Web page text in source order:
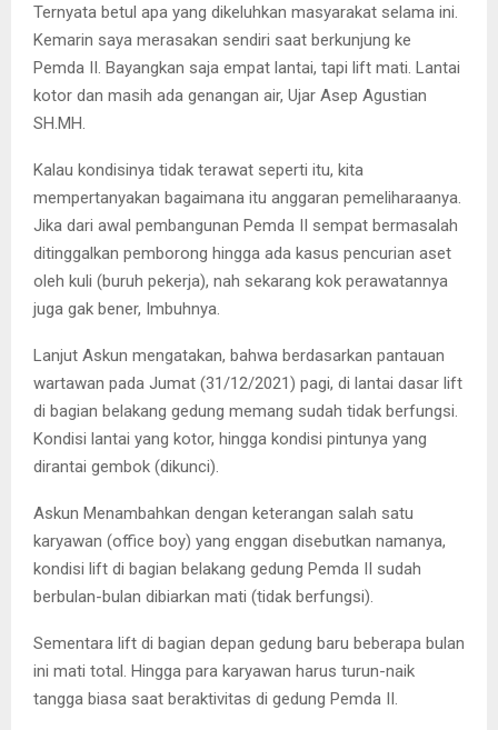
Ternyata betul apa yang dikeluhkan masyarakat selama ini.
Kemarin saya merasakan sendiri saat berkunjung ke
Pemda II. Bayangkan saja empat lantai, tapi lift mati. Lantai
kotor dan masih ada genangan air, Ujar Asep Agustian
SH.MH.
Kalau kondisinya tidak terawat seperti itu, kita
mempertanyakan bagaimana itu anggaran pemeliharaanya.
Jika dari awal pembangunan Pemda II sempat bermasalah
ditinggalkan pemborong hingga ada kasus pencurian aset
oleh kuli (buruh pekerja), nah sekarang kok perawatannya
juga gak bener, Imbuhnya.
Lanjut Askun mengatakan, bahwa berdasarkan pantauan
wartawan pada Jumat (31/12/2021) pagi, di lantai dasar lift
di bagian belakang gedung memang sudah tidak berfungsi.
Kondisi lantai yang kotor, hingga kondisi pintunya yang
dirantai gembok (dikunci).
Askun Menambahkan dengan keterangan salah satu
karyawan (office boy) yang enggan disebutkan namanya,
kondisi lift di bagian belakang gedung Pemda II sudah
berbulan-bulan dibiarkan mati (tidak berfungsi).
Sementara lift di bagian depan gedung baru beberapa bulan
ini mati total. Hingga para karyawan harus turun-naik
tangga biasa saat beraktivitas di gedung Pemda II.